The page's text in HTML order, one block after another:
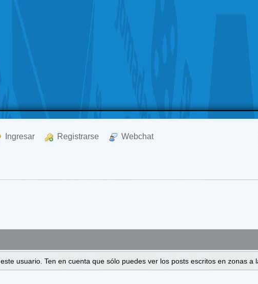
Ingresar Registrarse Webchat
usuario. Ten en cuenta que sólo puedes ver los posts escritos en zonas a